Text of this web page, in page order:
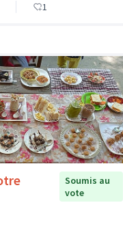
1
Soumis au
vote